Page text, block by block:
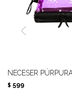
NECESER
$ 599